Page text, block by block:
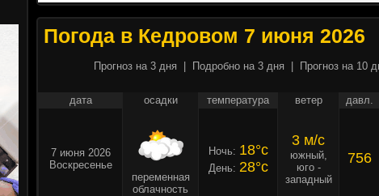
Погода в Кедровом 7 июня 2026
Прогноз на 3 дня Подробно на 3 дня Прогноз на 10
дата осадки температура ветер давл.
7 июня 2026
Воскресенье
переменная
облачность
Ночь: 18°c
День: 28°c
3 м/c
южный,
юго -
западный
756